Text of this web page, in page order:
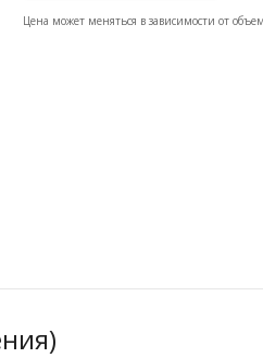
Цена может меняться в зависимости от